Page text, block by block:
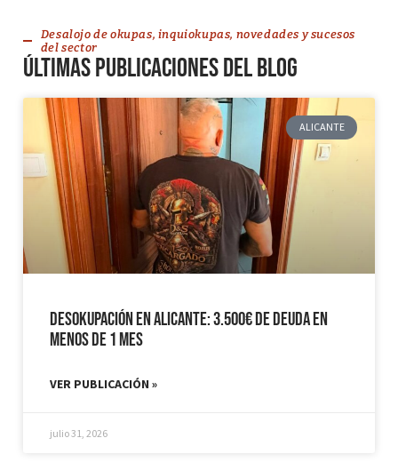
Desalojo de okupas, inquiokupas, novedades y sucesos
del sector
Últimas publicaciones del blog
ALICANTE
Desokupación en Alicante: 3.500€ de Deuda en
Menos de 1 mes
VER PUBLICACIÓN »
julio 31, 2026